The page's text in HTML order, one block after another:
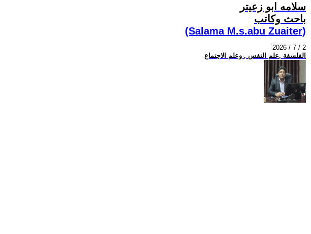
سلامه ابو زعيتر
باحث وكاتب
(Salama M.s.abu Zuaiter)
2026 / 7 / 2
الفلسفة ,علم النفس , وعلم الاجتماع